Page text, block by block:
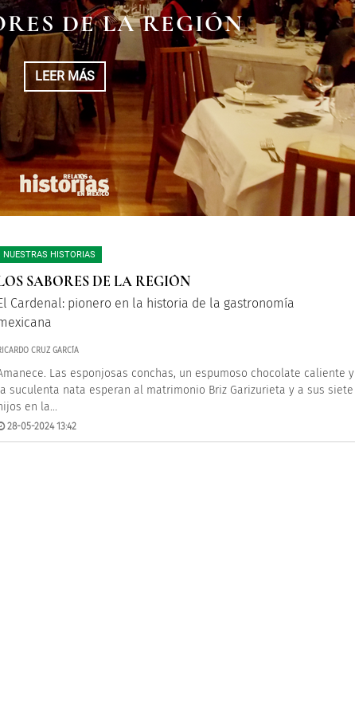
DE LA REGIÓN
LEER MÁS
NUESTRAS HISTORIAS
SABORES DE LA REGIÓN
Cardenal: pionero en la historia de la gastronomía
CRUZ GARCÍA
Las esponjosas conchas, un espumoso chocolate caliente y
suculenta nata esperan al matrimonio Briz Garizurieta y a sus siete
en la...
28-05-2024 13:42